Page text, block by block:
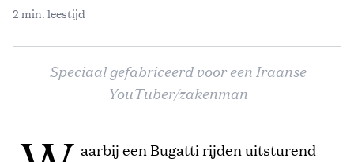
2 min. leestijd
Speciaal gefabriceerd voor een Iraanse
YouTuber/zakenman
aarbij een Bugatti rijden uitsturend